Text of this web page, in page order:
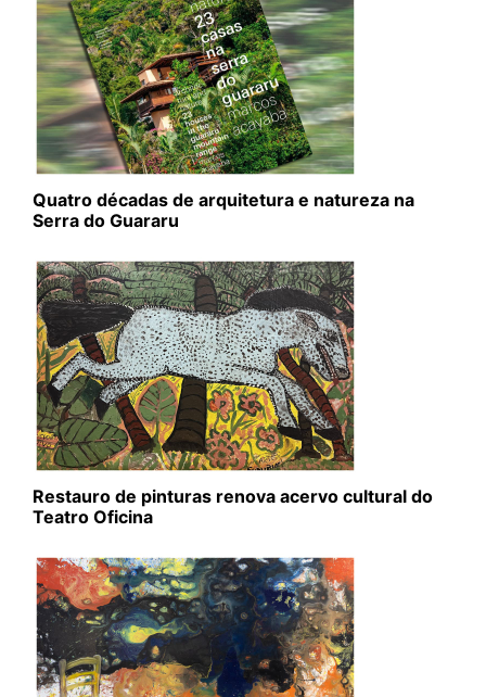
Quatro décadas de arquitetura e natureza na
Serra do Guararu
Restauro de pinturas renova acervo cultural do
Teatro Oficina